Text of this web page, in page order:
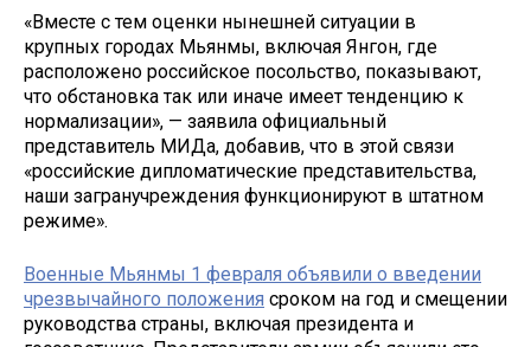
«Вместе с тем оценки нынешней ситуации в
крупных городах Мьянмы, включая Янгон, где
расположено российское посольство, показывают,
что обстановка так или иначе имеет тенденцию к
нормализации», — заявила официальный
представитель МИДа, добавив, что в этой связи
«российские дипломатические представительства,
наши загранучреждения функционируют в штатном
режиме».
Военные Мьянмы 1 февраля объявили о введении
чрезвычайного положения сроком на год и смещении
руководства страны, включая президента и